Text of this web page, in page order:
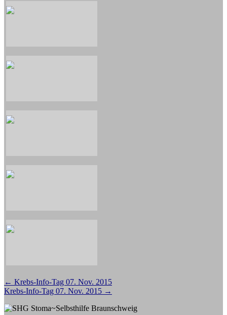
Beitragsnavigation
← Krebs-Info-Tag 07. Nov. 2015
Krebs-Info-Tag 07. Nov. 2015 →